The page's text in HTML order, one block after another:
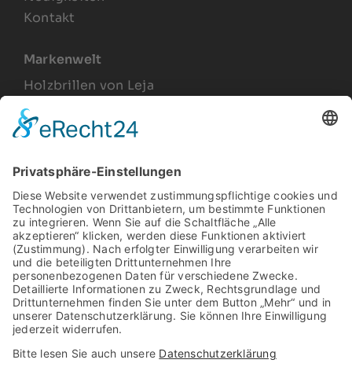
Kontakt
Markenwelt
Holzbrillen von Leja
Joel Lesca
Arbeitsplatzbrillen
Relax Gläser
Gleitsichtbrillen
Sonnenbrillen
Vintage Brillengestelle
Rechtliches
Impressum
Datenschutz